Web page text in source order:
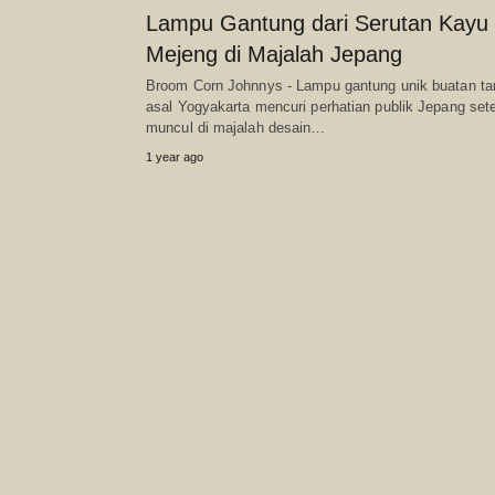
Lampu Gantung dari Serutan Kayu
Mejeng di Majalah Jepang
Broom Corn Johnnys - Lampu gantung unik buatan
asal Yogyakarta mencuri perhatian publik Jepang
muncul di majalah desain…
1 year ago